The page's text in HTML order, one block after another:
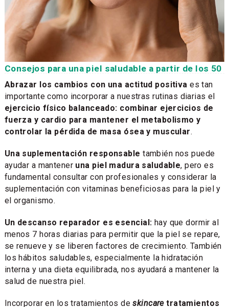
Consejos para una piel saludable a partir de los 50
Abrazar los cambios con una actitud positiva es tan
importante como incorporar a nuestras rutinas diarias el
ejercicio físico balanceado: combinar ejercicios de
fuerza y cardio para mantener el metabolismo y
controlar la pérdida de masa ósea y muscular.
Una suplementación responsable también nos puede
ayudar a mantener una piel madura saludable, pero es
fundamental consultar con profesionales y considerar la
suplementación con vitaminas beneficiosas para la piel y
el organismo.
Un descanso reparador es esencial: hay que dormir al
menos 7 horas diarias para permitir que la piel se repare,
se renueve y se liberen factores de crecimiento. También
los hábitos saludables, especialmente la hidratación
interna y una dieta equilibrada, nos ayudará a mantener la
salud de nuestra piel.
Incorporar en los tratamientos deskincare tratamientos